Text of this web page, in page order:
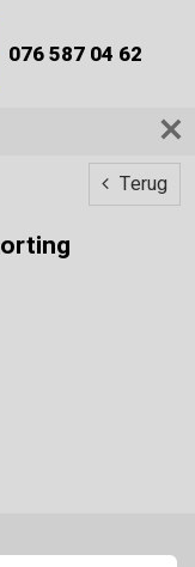
076 587 04 62
Terug